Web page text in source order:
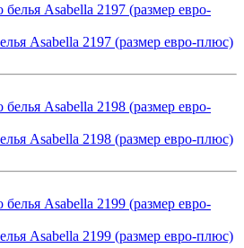
Asabella 2197 (размер евро-плюс)
Asabella 2198 (размер евро-плюс)
Asabella 2199 (размер евро-плюс)